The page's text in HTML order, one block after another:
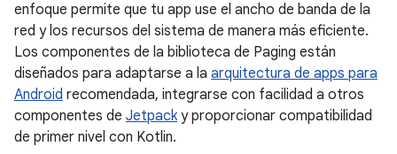
enfoque permite que tu app use el ancho de banda de la
red y los recursos del sistema de manera más eficiente.
Los componentes de la biblioteca de Paging están
diseñados para adaptarse a la arquitectura de apps para
Android recomendada, integrarse con facilidad a otros
componentes de Jetpacky proporcionar compatibilidad
de primer nivel con Kotlin.